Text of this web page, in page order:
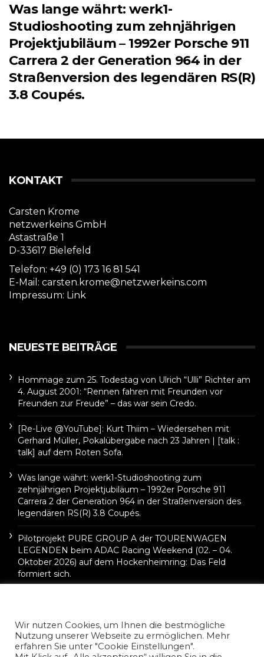
Was lange währt: werk1-
Studioshooting zum zehnjährigen
Projektjubiläum – 1992er Porsche 911
Carrera 2 der Generation 964 in der
Straßenversion des legendären RS(R)
3.8 Coupés.
KONTAKT
Carsten Krome
netzwerkeins GmbH
Astastraße 1
D-33617 Bielefeld
Telefon: +49 (0) 173 16 81 541
E-Mail: carsten.krome@netzwerkeins.com
Impressum: Link
NEUESTE BEITRÄGE
Hommage zum 25. Todestag von Ulrich “Ulli” Richter am
4. August 2001: “Rennen fahren mit Freunden vor
Freunden zur Freude” – das war sein Credo.
[Re-Live @YouTube]: Kurt Thiim – Wiedersehen mit
Gerhard Müller, Pokalübergabe nach 23 Jahren | [talk :
talk] auf dem Roten Sofa.
Was lange währt: werk1-Studioshooting zum
zehnjährigen Projektjubiläum – 1992er Porsche 911
Carrera 2 der Generation 964 in der Straßenversion des
legendären RS(R) 3.8 Coupés.
Pilotprojekt PURE GROUP A der TOURENWAGEN
LEGENDEN beim ADAC Racing Weekend (02. – 04.
Oktober 2026) auf dem Hockenheimring: Das Feld
formiert sich.
Wir nutzen Cookies, um Ihnen die bestmögliche
Nutzung unserer Webseite zu ermöglichen. Mehr
erfahren Sie unter "Cookie Einstellungen".